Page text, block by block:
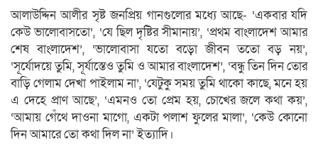
আলাউদ্দিন আলীর সৃষ্ট জনপ্রিয় গানগুলোর মধ্যে আছে- ‘একবার যদি
কেউ ভালোবাসতো’, ‘যে ছিল দৃষ্টির সীমানায়’, ‘প্রথম বাংলাদেশ আমার
শেষ বাংলাদেশ’, ‘ভালোবাসা যতো বড়ো জীবন ততো বড় নয়’,
‘সূর্যোদয়ে তুমি, সূর্যাস্তেও তুমি ও আমার বাংলাদেশ’, ‘বন্ধু তিন দিন তোর
বাড়ি গেলাম দেখা পাইলাম না’, ‘যেটুকু সময় তুমি থাকো কাছে, মনে হয়
এ দেহে প্রাণ আছে’, ‘এমনও তো প্রেম হয়, চোখের জলে কথা কয়’,
‘আমায় গেঁথে দাওনা মাগো, একটা পলাশ ফুলের মালা’, ‘কেউ কোনো
দিন আমারে তো কথা দিল না’ ইত্যাদি।